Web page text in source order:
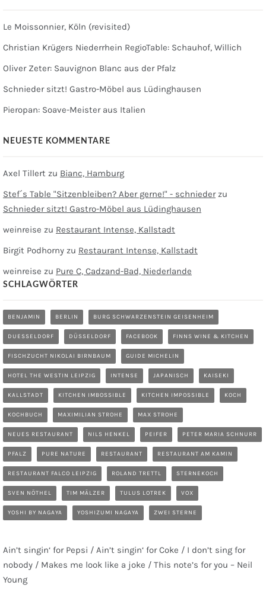
Le Moissonnier, Köln (revisited)
Christian Krügers Niederrhein RegioTable: Schauhof, Willich
Oliver Zeter: Sauvignon Blanc aus der Pfalz
Schnieder sitzt! Gastro-Möbel aus Lüdinghausen
Pieropan: Soave-Meister aus Italien
NEUESTE KOMMENTARE
Axel Tillert zu Bianc, Hamburg
Stef´s Table "Sitzenbleiben? Aber gerne!" - schniederzu
Schnieder sitzt! Gastro-Möbel aus Lüdinghausen
weinreise zu Restaurant Intense, Kallstadt
Birgit Podhorny zu Restaurant Intense, Kallstadt
weinreise zu Pure C, Cadzand-Bad, Niederlande
SCHLAGWÖRTER
BENJAMIN BERLIN BURG SCHWARZENSTEIN GEISENHEIM
DUESSELDORF DÜSSELDORF FACEBOOK FINNS WINE & KITCHEN
FISCHZUCHT NIKOLAI BIRNBAUM GUIDE MICHELIN
HOTEL THE WESTIN LEIPZIG INTENSE JAPANISCH KAISEKI
KALLSTADT KITCHEN IMBOSSIBLE KITCHEN IMPOSSIBLE KOCH
KOCHBUCH MAXIMILIAN STROHE MAX STROHE
NEUES RESTAURANT NILS HENKEL PEIFER PETER MARIA SCHNURR
PFALZ PURE NATURE RESTAURANT RESTAURANT AM KAMIN
RESTAURANT FALCO LEIPZIG ROLAND TRETTL STERNEKOCH
SVEN NÖTHEL TIM MÄLZER TULUS LOTREK VOX
YOSHI BY NAGAYA YOSHIZUMI NAGAYA ZWEI STERNE
Ain’t singin‘ for Pepsi / Ain’t singin‘ for Coke / I don’t sing for
nobody / Makes me look like a joke / This note’s for you – Neil
Young